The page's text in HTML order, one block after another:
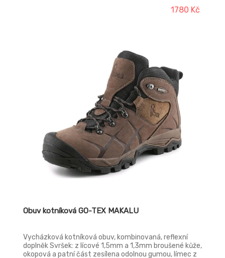
anatomická vyjímatelná vložka Ortholite® Podešev:
1780 Kč
Obuv kotníková GO-TEX MAKALU
Vycházková kotníková obuv, kombinovaná, reflexní
doplněk Svršek: z lícové 1,5mm a 1,3mm broušené kůže,
okopová a patní část zesílena odolnou gumou, límec z